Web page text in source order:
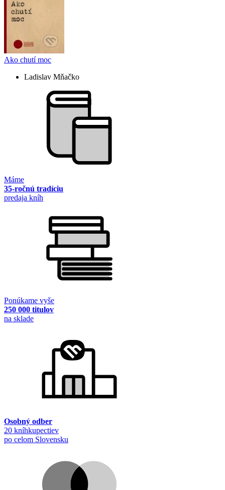
Ako chutí moc
Ladislav Mňačko
Máme
35-ročnú tradíciu
predaja kníh
Ponúkame vyše
250 000 titulov
na sklade
Osobný odber
20 kníhkupectiev
po celom Slovensku